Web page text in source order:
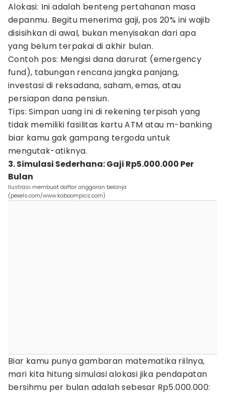
Alokasi: Ini adalah benteng pertahanan masa
depanmu. Begitu menerima gaji, pos 20% ini wajib
disisihkan di awal, bukan menyisakan dari apa
yang belum terpakai di akhir bulan.
Contoh pos: Mengisi dana darurat (emergency
fund), tabungan rencana jangka panjang,
investasi di reksadana, saham, emas, atau
persiapan dana pensiun.
Tips: Simpan uang ini di rekening terpisah yang
tidak memiliki fasilitas kartu ATM atau m-banking
biar kamu gak gampang tergoda untuk
mengutak-atiknya.
3. Simulasi Sederhana: Gaji Rp5.000.000 Per
Bulan
Ilustrasi membuat daftar anggaran belanja
(pexels.com/www.kaboompics.com)
Biar kamu punya gambaran matematika riilnya,
mari kita hitung simulasi alokasi jika pendapatan
bersihmu per bulan adalah sebesar Rp5.000.000: